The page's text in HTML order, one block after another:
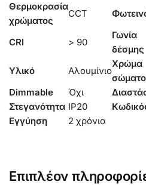
Θερμοκρασία
χρώματος
CCT
CRI > 90
Γωνία
δέσμης
Υλικό Αλουμίνιο
Χρώμα
Dimmable
Όχι
Στεγανότητα IP20
Εγγύηση
2 χρόνια
Επιπλέον